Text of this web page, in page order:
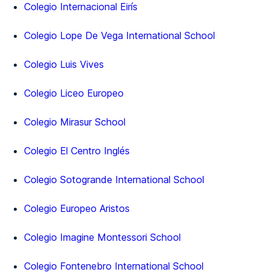
Colegio Internacional Eirís
Colegio Lope De Vega International School
Colegio Luis Vives
Colegio Liceo Europeo
Colegio Mirasur School
Colegio El Centro Inglés
Colegio Sotogrande International School
Colegio Europeo Aristos
Colegio Imagine Montessori School
Colegio Fontenebro International School